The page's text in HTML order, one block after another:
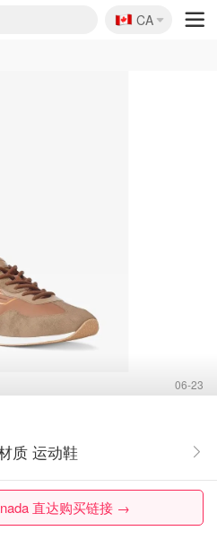
🇨🇦
CA
06-23
质 运动鞋
直达购买链接 →